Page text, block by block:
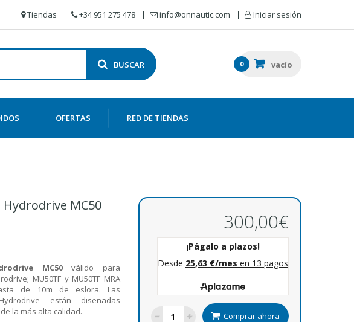
Tiendas +34 951 275 478 info@onnautic.com Iniciar sesión
BUSCAR 0 vacío
OFERTAS RED DE TIENDAS
MC50
MC50válido para
MU50TF y MU50TF MRA
de 10m de eslora. Las
están diseñadas
la más alta calidad.
300,00€
Comprar ahora